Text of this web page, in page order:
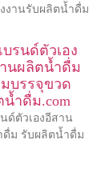
งานรับผลิตน้ำดื่ม
รนด์ตัวเอง
นผลิตน้ำดื่ม
บรรจุขวด
น้ำดื่ม.com
ด์ตัวเองอีสาน
ดื่ม รับผลิตน้ำดื่ม